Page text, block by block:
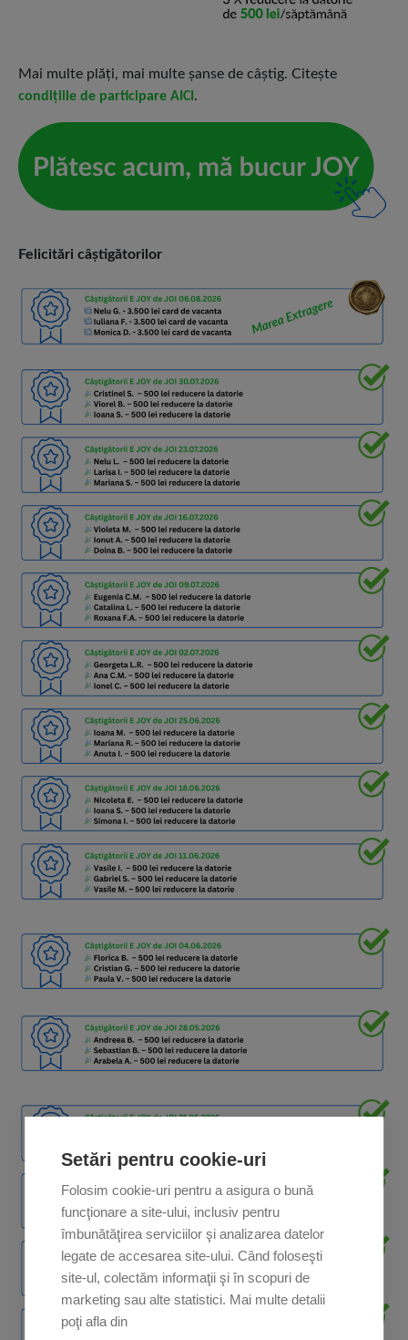
Mai multe plăți, mai multe șanse de câștig. Citește
condițiile de participare AICI .
Felicitări câștigătorilor
Setări pentru cookie-uri
Folosim cookie-uri pentru a asigura o bună
funcţionare a site-ului, inclusiv pentru
îmbunătăţirea serviciilor şi analizarea datelor
legate de accesarea site-ului. Când foloseşti
site-ul, colectăm informaţii şi în scopuri de
marketing sau alte statistici. Mai multe detalii
poţi afla din